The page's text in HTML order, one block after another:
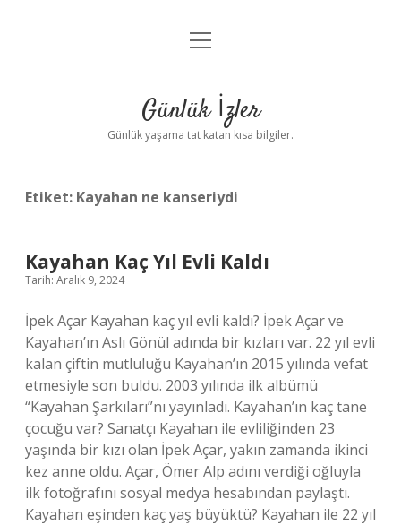
Anasayfa
Yasal Uyarı
menüyü
Günlük İzler
Günlük yaşama tat katan kısa bilgiler.
Etiket: Kayahan ne kanseriydi
Kayahan Kaç Yıl Evli Kaldı
Tarih: Aralık 9, 2024
İpek Açar Kayahan kaç yıl evli kaldı? İpek Açar ve
Kayahan’ın Aslı Gönül adında bir kızları var. 22 yıl evli
kalan çiftin mutluluğu Kayahan’ın 2015 yılında vefat
etmesiyle son buldu. 2003 yılında ilk albümü
“Kayahan Şarkıları”nı yayınladı. Kayahan’ın kaç tane
çocuğu var? Sanatçı Kayahan ile evliliğinden 23
yaşında bir kızı olan İpek Açar, yakın zamanda ikinci
kez anne oldu. Açar, Ömer Alp adını verdiği oğluyla
ilk fotoğrafını sosyal medya hesabından paylaştı.
Kayahan eşinden kaç yaş büyüktü? Kayahan ile 22 yıl